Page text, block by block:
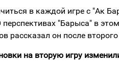
в каждой игре с "Ак
перспективах "Барыса" в
рассказал он после
на вторую игру